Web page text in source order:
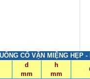
CỔ VẶN MIỆNG HẸP -
d
mm
h
mm